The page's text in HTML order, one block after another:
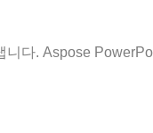
다. Aspose